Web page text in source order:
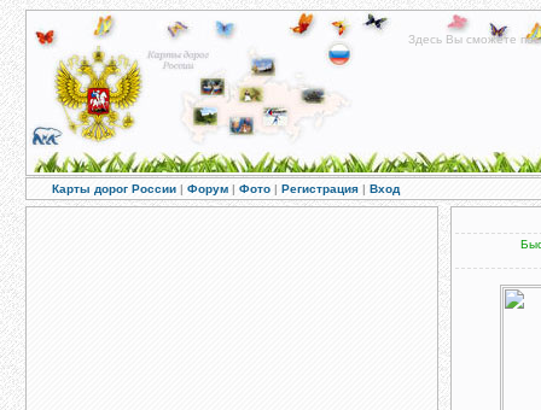
Здесь Вы сможете
Карты дорог России | Форум | Фото | Регистрация | Вход